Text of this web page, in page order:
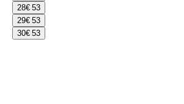
28€ 53
29€ 53
30€ 53